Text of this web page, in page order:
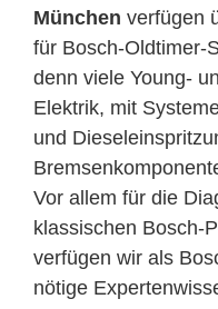
München verfügen
für Bosch-Oldtimer-
denn viele Young-
Elektrik, mit
und
Vor allem für die
klassischen Bosch-
verfügen wir als
nötige